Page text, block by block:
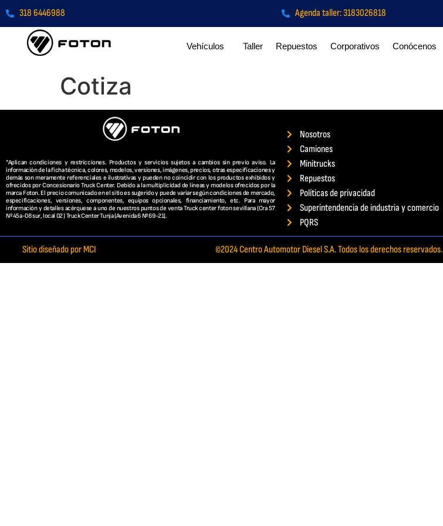
318 6446988 Agenda taller: 3183026818
Vehículos Taller Repuestos Corporativos Conócenos
Cotiza
*Aplican condiciones y restricciones. Productos y servicios sujetos a cambios sin previo aviso. La
información de la ficha técnica, colores, modelos, versiones, imágenes, precios, otras especificaciones y
demás son meramente referenciales e ilustrativas y pueden no coincidir con los productos exhibidos y
ofrecidos por Concesionario Truck Center. Debido a la multiplicidad de líneas y modelos ofrecidos por la
marca Foton. El precio comunicado en el sitio es sugerido y puede variar según condiciones de mercado,
especificaciones, versiones, componentes, equipos opcionales, financiamiento, etc. Para mayor
información y detalles acérquese a uno de nuestros puntos de venta Truck center foton sevillana (Cra 57
Nº 45a-08 sur, local 02 ) Truck Center Tunja (Avenida 6 Nº 69-21).
Nosotros
Camiones
Minitrucks
Repuestos
Políticas de privacidad
Superintendencia de industria y comercio
PQRS
Sitio diseñado por MCI ©2024 Centro Automotor Diesel S.A. Todos los derechos reservados.